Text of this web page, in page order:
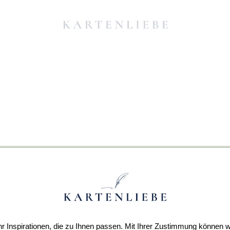
Inspirationen, die zu Ihnen passen. Mit Ihrer Zustimmung können